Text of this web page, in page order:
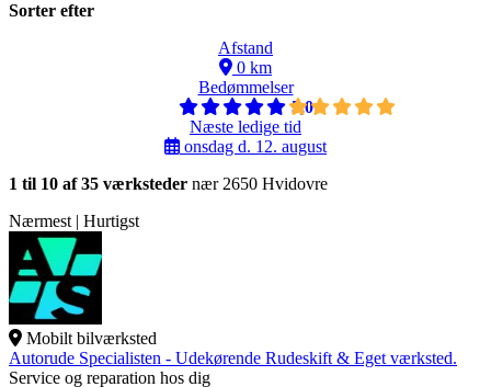
Sorter efter
Afstand
0 km
Bedømmelser
5,0
Næste ledige tid
onsdag d. 12. august
1 til 10 af 35 værksteder nær 2650 Hvidovre
Nærmest | Hurtigst
Mobilt bilværksted
Autorude Specialisten - Udekørende Rudeskift & Eget værksted.
Service og reparation hos dig